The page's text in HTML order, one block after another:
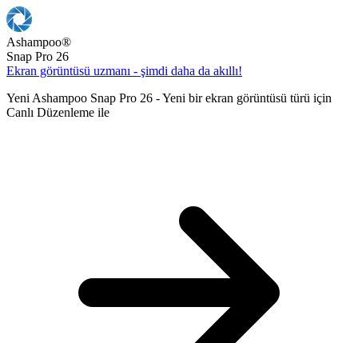
Ashampoo®
Snap Pro 26
Ekran görüntüsü uzmanı - şimdi daha da akıllı!
Yeni Ashampoo Snap Pro 26 - Yeni bir ekran görüntüsü türü için
Canlı Düzenleme ile